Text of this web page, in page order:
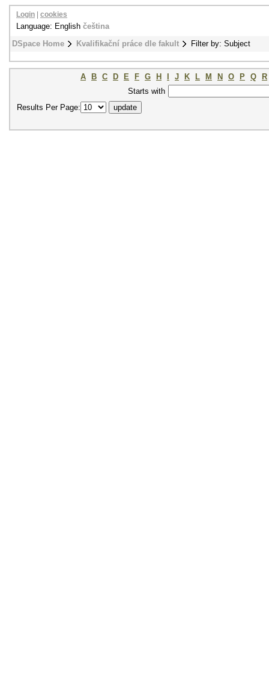
DSpace Home Kvalifikační práce dle fakult Filter by: Subject
Login cookies
Language: English čeština
A B C D E F G H J K L M N O P Q
R
Starts with
Results Per Page: